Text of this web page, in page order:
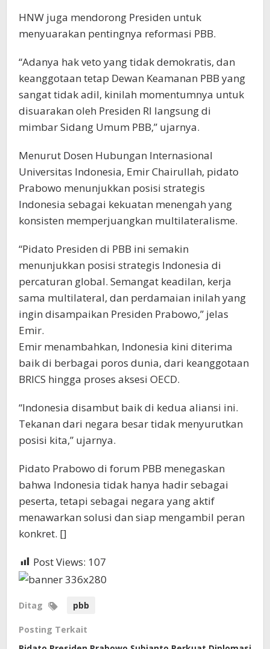
HNW juga mendorong Presiden untuk
menyuarakan pentingnya reformasi PBB.
“Adanya hak veto yang tidak demokratis, dan
keanggotaan tetap Dewan Keamanan PBB yang
sangat tidak adil, kinilah momentumnya untuk
disuarakan oleh Presiden RI langsung di
mimbar Sidang Umum PBB,” ujarnya.
Menurut Dosen Hubungan Internasional
Universitas Indonesia, Emir Chairullah, pidato
Prabowo menunjukkan posisi strategis
Indonesia sebagai kekuatan menengah yang
konsisten memperjuangkan multilateralisme.
“Pidato Presiden di PBB ini semakin
menunjukkan posisi strategis Indonesia di
percaturan global. Semangat keadilan, kerja
sama multilateral, dan perdamaian inilah yang
ingin disampaikan Presiden Prabowo,” jelas
Emir.
Emir menambahkan, Indonesia kini diterima
baik di berbagai poros dunia, dari keanggotaan
BRICS hingga proses aksesi OECD.
“Indonesia disambut baik di kedua aliansi ini.
Tekanan dari negara besar tidak menyurutkan
posisi kita,” ujarnya.
Pidato Prabowo di forum PBB menegaskan
bahwa Indonesia tidak hanya hadir sebagai
peserta, tetapi sebagai negara yang aktif
menawarkan solusi dan siap mengambil peran
konkret. []
Post Views: 107
Ditag pbb
Posting Terkait